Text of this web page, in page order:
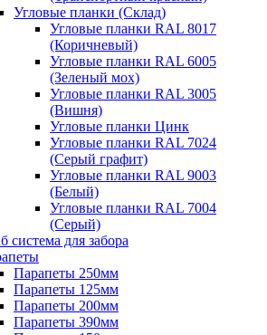
Угловые планки (Склад)
Угловые планки RAL 8017
(Коричневый)
Угловые планки RAL 6005
(Зеленый мох)
Угловые планки RAL 3005
(Вишня)
Угловые планки Цинк
Угловые планки RAL 7024
(Серый графит)
Угловые планки RAL 9003
(Белый)
Угловые планки RAL 7004
(Серый)
система для забора
Парапеты 250мм
Парапеты 125мм
Парапеты 200мм
Парапеты 390мм